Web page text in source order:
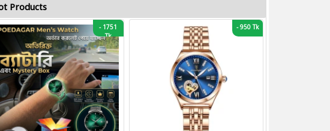
Products
-1751
Tk
-950 Tk